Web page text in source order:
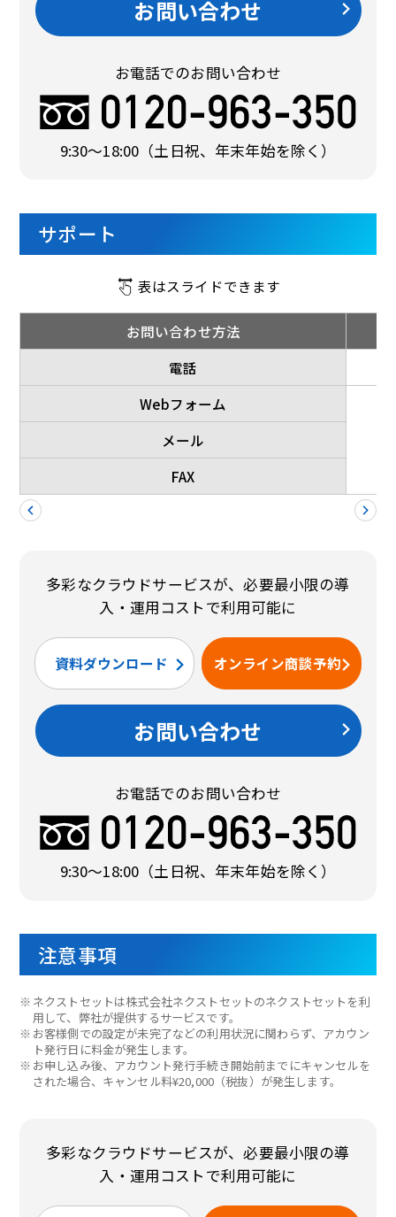
お問い合わせ
お電話でのお問い合わせ
9:30〜18:00 （土日祝、年末年始を除く）
サポート
表はスライドできます
お問い合わせ方法
電話
Webフォーム
メール
FAX
多彩なクラウドサービスが、必要最小限の導
入・運用コストで利用可能に
資料ダウンロード オンライン商談予約
お問い合わせ
お電話でのお問い合わせ
9:30〜18:00 （土日祝、年末年始を除く）
注意事項
※ ネクストセットは株式会社ネクストセットのネクストセットを利
用して、弊社が提供するサービスです。
※ お客様側での設定が未完了などの利用状況に関わらず、アカウン
ト発行日に料金が発生します。
※ お申し込み後、アカウント発行手続き開始前までにキャンセルを
された場合、キャンセル料¥20,000（税抜）が発生します。
多彩なクラウドサービスが、必要最小限の導
入・運用コストで利用可能に